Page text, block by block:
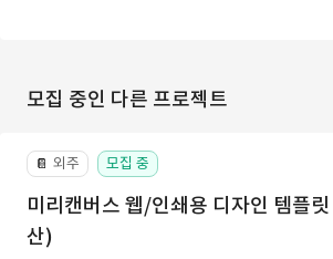
모집 중인 다른 프로젝트
📔 외주 모집 중
미리캔버스 웹/인쇄용 디자인 템플
산)